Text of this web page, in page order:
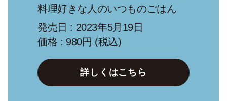
料理好きな人のいつものごはん
発売日 : 2023年5月19日
価格 : 980円 (税込)
詳しくはこちら